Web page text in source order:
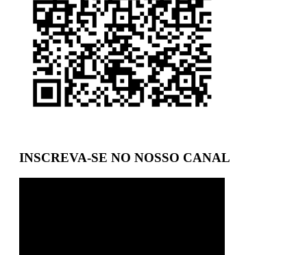
INSCREVA-SE NO NOSSO CANAL